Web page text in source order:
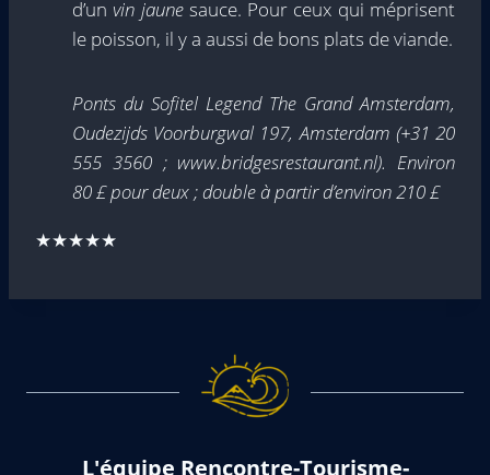
d’un vin jaunesauce. Pour ceux qui méprisent
le poisson, il y a aussi de bons plats de viande.
Ponts du Sofitel Legend The Grand Amsterdam,
Oudezijds Voorburgwal 197, Amsterdam (+31 20
555 3560 ; www.bridgesrestaurant.nl). Environ
80 £ pour deux ; double à partir d’environ 210 £
★★★★★
L'équipe Rencontre-Tourisme-